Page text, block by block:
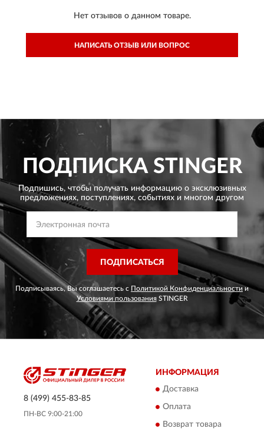
Нет отзывов о данном товаре.
НАПИСАТЬ ОТЗЫВ ИЛИ ВОПРОС
ПОДПИСКАSTINGER
Подпишись, чтобы получать информацию о эксклюзивных
предложениях, поступлениях, событиях и многом другом
ПОДПИСАТЬСЯ
Подписываясь, Вы соглашаетесь с Политикой Конфиденциальности и
Условиями пользованияSTINGER
8 (499) 455-83-85
ПН-ВС 9:00-21:00
ИНФОРМАЦИЯ
Доставка
Оплата
Возврат товара